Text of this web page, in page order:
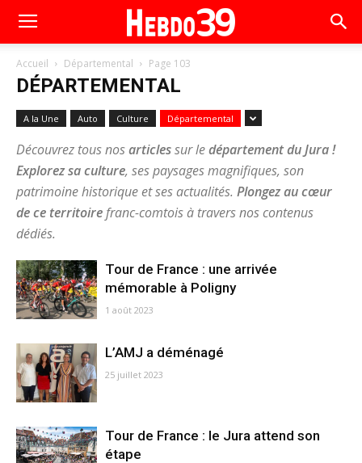
Accueil Départemental Page 103
DÉPARTEMENTAL
A la Une Auto Culture Départemental
Découvrez tous nosarticlessur ledépartement du Jura !
Explorez sa culture, ses paysages magnifiques, son
patrimoine historique et ses actualités. Plongez au cœur
de ce territoirefranc-comtois à travers nos contenus
dédiés.
Tour de France : une arrivée
mémorable à Poligny
1 août 2023
L’AMJ a déménagé
25 juillet 2023
Tour de France : le Jura attend son
étape